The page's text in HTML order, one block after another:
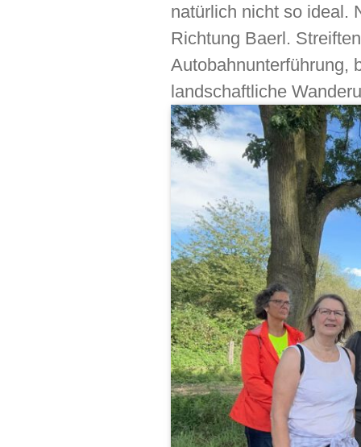
natürlich nicht so ideal.
Richtung Baerl.
Autobahnunterführung,
landschaftliche